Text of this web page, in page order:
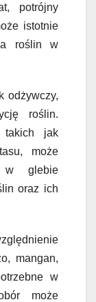
potrójny
istotnie
roślin w
odżywczy,
roślin.
takich jak
może
w glebie
oraz ich
mangan,
w
może